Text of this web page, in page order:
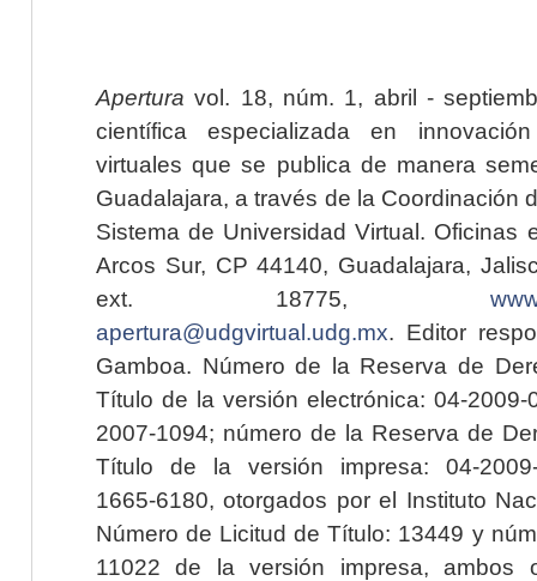
Apertura vol. 18, núm. 1, abril -
científica especializada en
virtuales que se publica de manera
Guadalajara, a través de la Coordinación
Sistema de Universidad Virtual. Oficinas
Arcos Sur, CP 44140, Guadalajara,
ext. 18775,
apertura@udgvirtual.udg.mx. Editor
Gamboa. Número de la Reserva de
Título de la versión electrónica: 04-2009-
2007-1094; número de la Reserva de
Título de la versión impresa: 04-2009-
1665-6180, otorgados por el Instituto
Número de Licitud de Título: 13449 y
11022 de la versión impresa, ambos